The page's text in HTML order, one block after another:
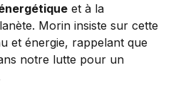
et à la
Morin insiste sur cette
et énergie, rappelant que
notre lutte pour un